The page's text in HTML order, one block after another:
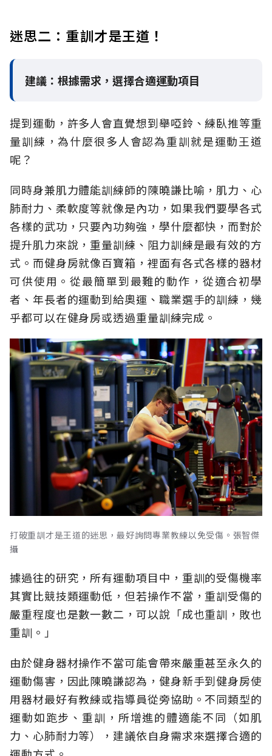
迷思二：重訓才是王道！
建議：根據需求，選擇合適運動項目
提到運動，許多人會直覺想到舉啞鈴、練臥推等重
量訓練，為什麼很多人會認為重訓就是運動王道
呢？
同時身兼肌力體能訓練師的陳曉謙比喻，肌力、心
肺耐力、柔軟度等就像是內功，如果我們要學各式
各樣的武功，只要內功夠強，學什麼都快，而對於
提升肌力來說，重量訓練、阻力訓練是最有效的方
式。而健身房就像百寶箱，裡面有各式各樣的器材
可供使用。從最簡單到最難的動作，從適合初學
者、年長者的運動到給奧運、職業選手的訓練，幾
乎都可以在健身房或透過重量訓練完成。
打破重訓才是王道的迷思，最好詢問專業教練以免受傷。張智傑
攝
據過往的研究，所有運動項目中，重訓的受傷機率
其實比競技類運動低，但若操作不當，重訓受傷的
嚴重程度也是數一數二，可以說「成也重訓，敗也
重訓。」
由於健身器材操作不當可能會帶來嚴重甚至永久的
運動傷害，因此陳曉謙認為，健身新手到健身房使
用器材最好有教練或指導員從旁協助。不同類型的
運動如跑步、重訓，所增進的體適能不同（如肌
力、心肺耐力等），建議依自身需求來選擇合適的